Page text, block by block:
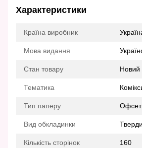
Характеристики
Країна виробник
Мова видання
Стан товару Новий
Тематика
Тип паперу
Вид обкладинки
Кількість сторінок 160